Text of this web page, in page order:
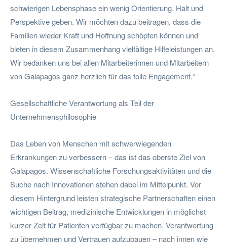
schwierigen Lebensphase ein wenig Orientierung, Halt und
Perspektive geben. Wir möchten dazu beitragen, dass die
Familien wieder Kraft und Hoffnung schöpfen können und
bieten in diesem Zusammenhang vielfältige Hilfeleistungen an.
Wir bedanken uns bei allen Mitarbeiterinnen und Mitarbeitern
von Galapagos ganz herzlich für das tolle Engagement.“
Gesellschaftliche Verantwortung als Teil der
Unternehmensphilosophie
Das Leben von Menschen mit schwerwiegenden
Erkrankungen zu verbessern – das ist das oberste Ziel von
Galapagos. Wissenschaftliche Forschungsaktivitäten und die
Suche nach Innovationen stehen dabei im Mittelpunkt. Vor
diesem Hintergrund leisten strategische Partnerschaften einen
wichtigen Beitrag, medizinische Entwicklungen in möglichst
kurzer Zeit für Patienten verfügbar zu machen. Verantwortung
zu übernehmen und Vertrauen aufzubauen – nach innen wie